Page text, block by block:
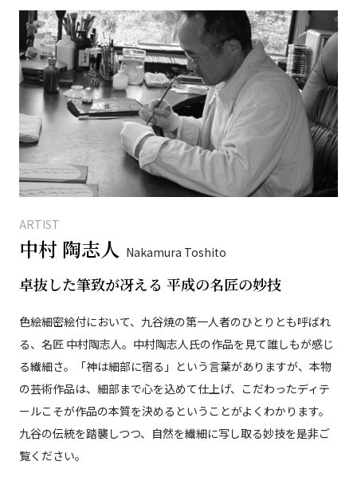
ARTIST
中村 陶志人 Nakamura Toshito
卓抜した筆致が冴える 平成の名匠の妙技
色絵細密絵付において、九谷焼の第一人者のひとりとも呼ばれ
る、名匠 中村陶志人。中村陶志人氏の作品を見て誰しもが感じ
る繊細さ。「神は細部に宿る」という言葉がありますが、本物
の芸術作品は、細部まで心を込めて仕上げ、こだわったディテ
ールこそが作品の本質を決めるということがよくわかります。
九谷の伝統を踏襲しつつ、自然を繊細に写し取る妙技を是非ご
覧ください。